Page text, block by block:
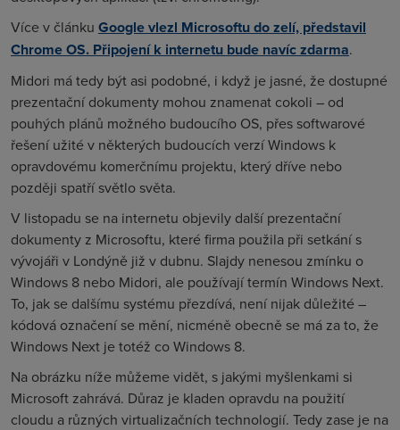
Více v článku Google vlezl Microsoftu do zelí, představil
Chrome OS. Připojení k internetu bude navíc zdarma.
Midori má tedy být asi podobné, i když je jasné, že dostupné
prezentační dokumenty mohou znamenat cokoli – od
pouhých plánů možného budoucího OS, přes softwarové
řešení užité v některých budoucích verzí Windows k
opravdovému komerčnímu projektu, který dříve nebo
později spatří světlo světa.
V listopadu se na internetu objevily další prezentační
dokumenty z Microsoftu, které firma použila při setkání s
vývojáři v Londýně již v dubnu. Slajdy nenesou zmínku o
Windows 8 nebo Midori, ale používají termín Windows Next.
To, jak se dalšímu systému přezdívá, není nijak důležité –
kódová označení se mění, nicméně obecně se má za to, že
Windows Next je totéž co Windows 8.
Na obrázku níže můžeme vidět, s jakými myšlenkami si
Microsoft zahrává. Důraz je kladen opravdu na použití
cloudu a různých virtualizačních technologií. Tedy zase je na